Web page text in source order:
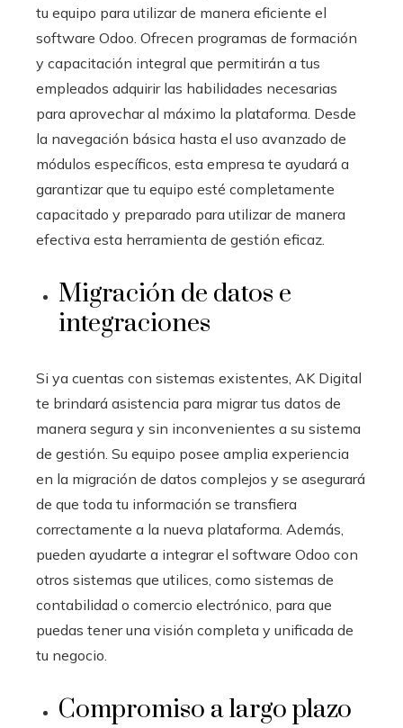
tu equipo para utilizar de manera eficiente el
software Odoo . Ofrecen programas de formación
y capacitación integral que permitirán a tus
empleados adquirir las habilidades necesarias
para aprovechar al máximo la plataforma. Desde
la navegación básica hasta el uso avanzado de
módulos específicos, esta empresa te ayudará a
garantizar que tu equipo esté completamente
capacitado y preparado para utilizar de manera
efectiva esta herramienta de gestión eficaz.
Migración de datos e
integraciones
Si ya cuentas con sistemas existentes, AK Digital
te brindará asistencia para migrar tus datos de
manera segura y sin inconvenientes a su sistema
de gestión. Su equipo posee amplia experiencia
en la migración de datos complejos y se asegurará
de que toda tu información se transfiera
correctamente a la nueva plataforma. Además,
pueden ayudarte a integrar el software Odoo con
otros sistemas que utilices, como sistemas de
contabilidad o comercio electrónico, para que
puedas tener una visión completa y unificada de
tu negocio.
Compromiso a largo plazo